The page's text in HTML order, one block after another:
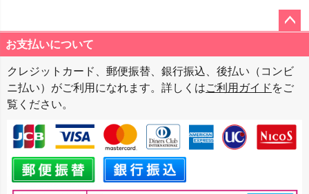
ジト
ップ
へ
お支払いについて
クレジットカード、郵便振替、銀行振込、後払い（コンビ
ニ払い）がご利用になれます。詳しくはご利用ガイド をご
覧ください。